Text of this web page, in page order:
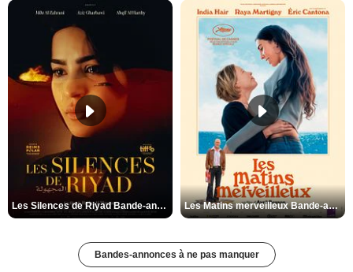
Les Silences de Riyad Bande-annonce VO STFR Les Matins merveilleux Bande-annonce VF
Bandes-annonces à ne pas manquer